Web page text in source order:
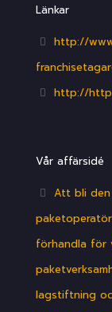
Länkar
http://
http://
Vår affärsidé
Att bli
förhandla för
lagstiftning